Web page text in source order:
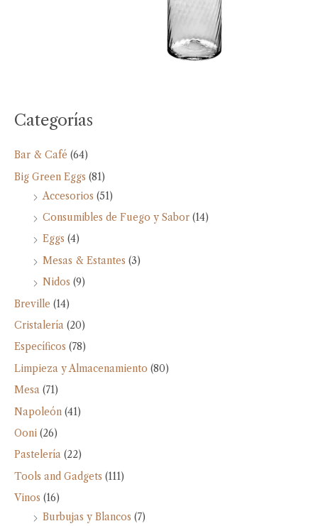
Categorías
Bar & Café (64)
Big Green Eggs (81)
Accesorios (51)
Consumibles de Fuego y Sabor (14)
Eggs (4)
Mesas & Estantes (3)
Nidos (9)
Breville (14)
Cristalería (20)
Específicos (78)
Limpieza y Almacenamiento (80)
Mesa (71)
Napoleón (41)
Ooni (26)
Pastelería (22)
Tools and Gadgets (111)
Vinos (16)
Burbujas y Blancos (7)